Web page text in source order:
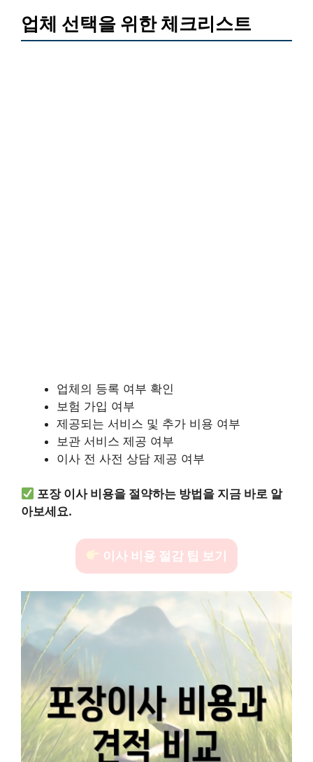
업체 선택을 위한 체크리스트
업체의 등록 여부 확인
보험 가입 여부
제공되는 서비스 및 추가 비용 여부
보관 서비스 제공 여부
이사 전 사전 상담 제공 여부
포장 이사 비용을 절약하는 방법을 지금 바로 알
아보세요.
이사 비용 절감 팁 보기